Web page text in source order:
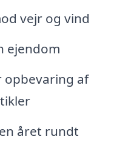
vejr og vind
ejendom
opbevaring af
året rundt